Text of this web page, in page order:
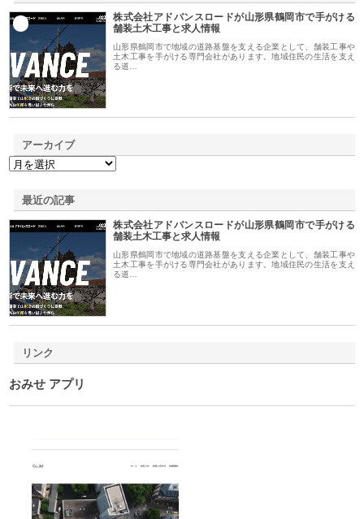
株式会社アドバンスロードが山形県鶴岡市で手がける
舗装土木工事と求人情報
山形県鶴岡市で地域の道路基盤を支える企業として、舗装工事や
土木工事を手がける専門会社があります。地域住民の生活を支え
る道…
アーカイブ
最近の記事
株式会社アドバンスロードが山形県鶴岡市で手がける
舗装土木工事と求人情報
山形県鶴岡市で地域の道路基盤を支える企業として、舗装工事や
土木工事を手がける専門会社があります。地域住民の生活を支え
る道…
リンク
おみせ アプリ